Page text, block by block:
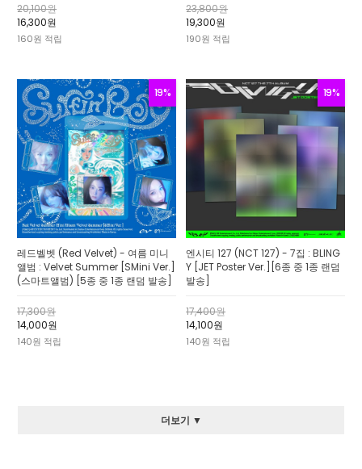
20,100원
16,300원
160원 적립
23,800원
19,300원
190원 적립
19%
레드벨벳 (Red Velvet) - 여름 미니
앨범 : Velvet Summer [SMini Ver.]
(스마트앨범) [5종 중 1종 랜덤 발송]
17,300원
14,000원
140원 적립
19%
엔시티 127 (NCT 127) - 7집 : BLING
Y [JET Poster Ver.][6종 중 1종 랜덤
발송]
17,400원
14,100원
140원 적립
더보기 ▼